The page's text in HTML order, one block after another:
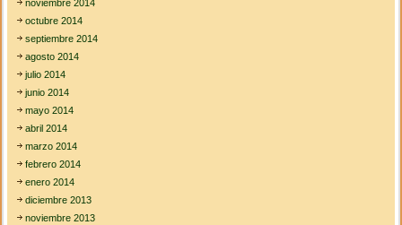
noviembre 2014
octubre 2014
septiembre 2014
agosto 2014
julio 2014
junio 2014
mayo 2014
abril 2014
marzo 2014
febrero 2014
enero 2014
diciembre 2013
noviembre 2013